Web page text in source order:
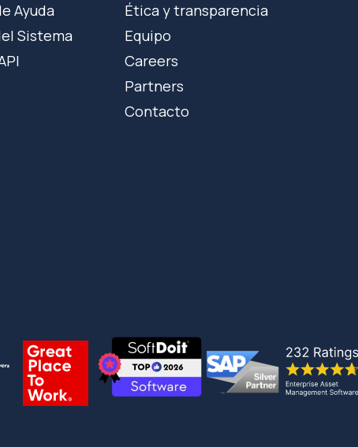
Ayuda
Sistema
Ética y transparencia
Equipo
Careers
Partners
Contacto